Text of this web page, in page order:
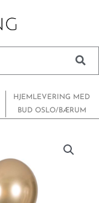
HJEMLEVERING MED
BUD OSLO/BÆRUM